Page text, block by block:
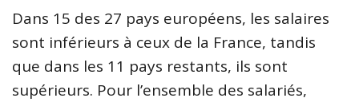
Dans 15 des 27 pays européens, les salaires
sont inférieurs à ceux de la France, tandis
que dans les 11 pays restants, ils sont
supérieurs. Pour l’ensemble des salariés,